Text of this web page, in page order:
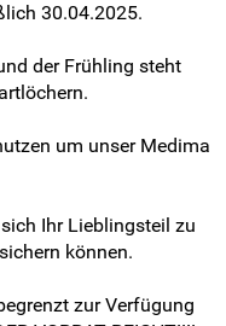
30.04.2025.
der Frühling steht
um unser Medima
Ihr Lieblingsteil zu
können.
zur Verfügung